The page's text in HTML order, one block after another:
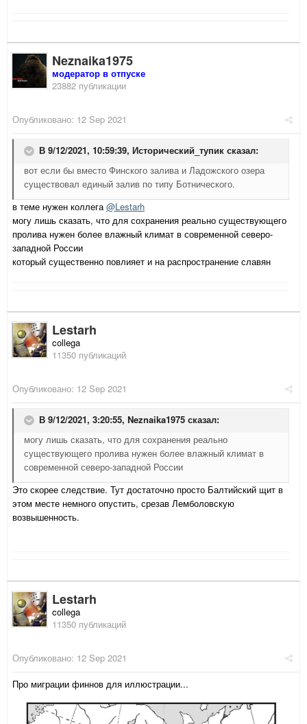
Neznaika1975
модератор в отпуске
23882 публикации
Опубликовано: 12 Sep 2021
В 9/12/2021, 10:59:39, Исторический_тупик сказал:
вот если бы вместо Финского залива и Ладожского озера
существовал единый залив по типу Ботнического.
в теме нужен коллега@Lestarh
могу лишь сказать, что для сохранения реально существующего
пролива нужен более влажный климат в современной северо-
западной России
который существенно повлияет и на распространение славян
Lestarh
collega
11350 публикаций
Опубликовано: 12 Sep 2021
В 9/12/2021, 3:20:55, Neznaika1975 сказал:
могу лишь сказать, что для сохранения реально
существующего пролива нужен более влажный климат в
современной северо-западной России
Это скорее следствие. Тут достаточно просто Балтийский щит в
этом месте немного опустить, срезав Лемболовскую
возвышенность.
Lestarh
collega
11350 публикаций
Опубликовано: 12 Sep 2021
Про миграции финнов для иллюстрации...